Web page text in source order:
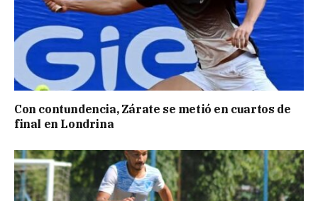
Con contundencia, Zárate se metió en cuartos de
final en Londrina